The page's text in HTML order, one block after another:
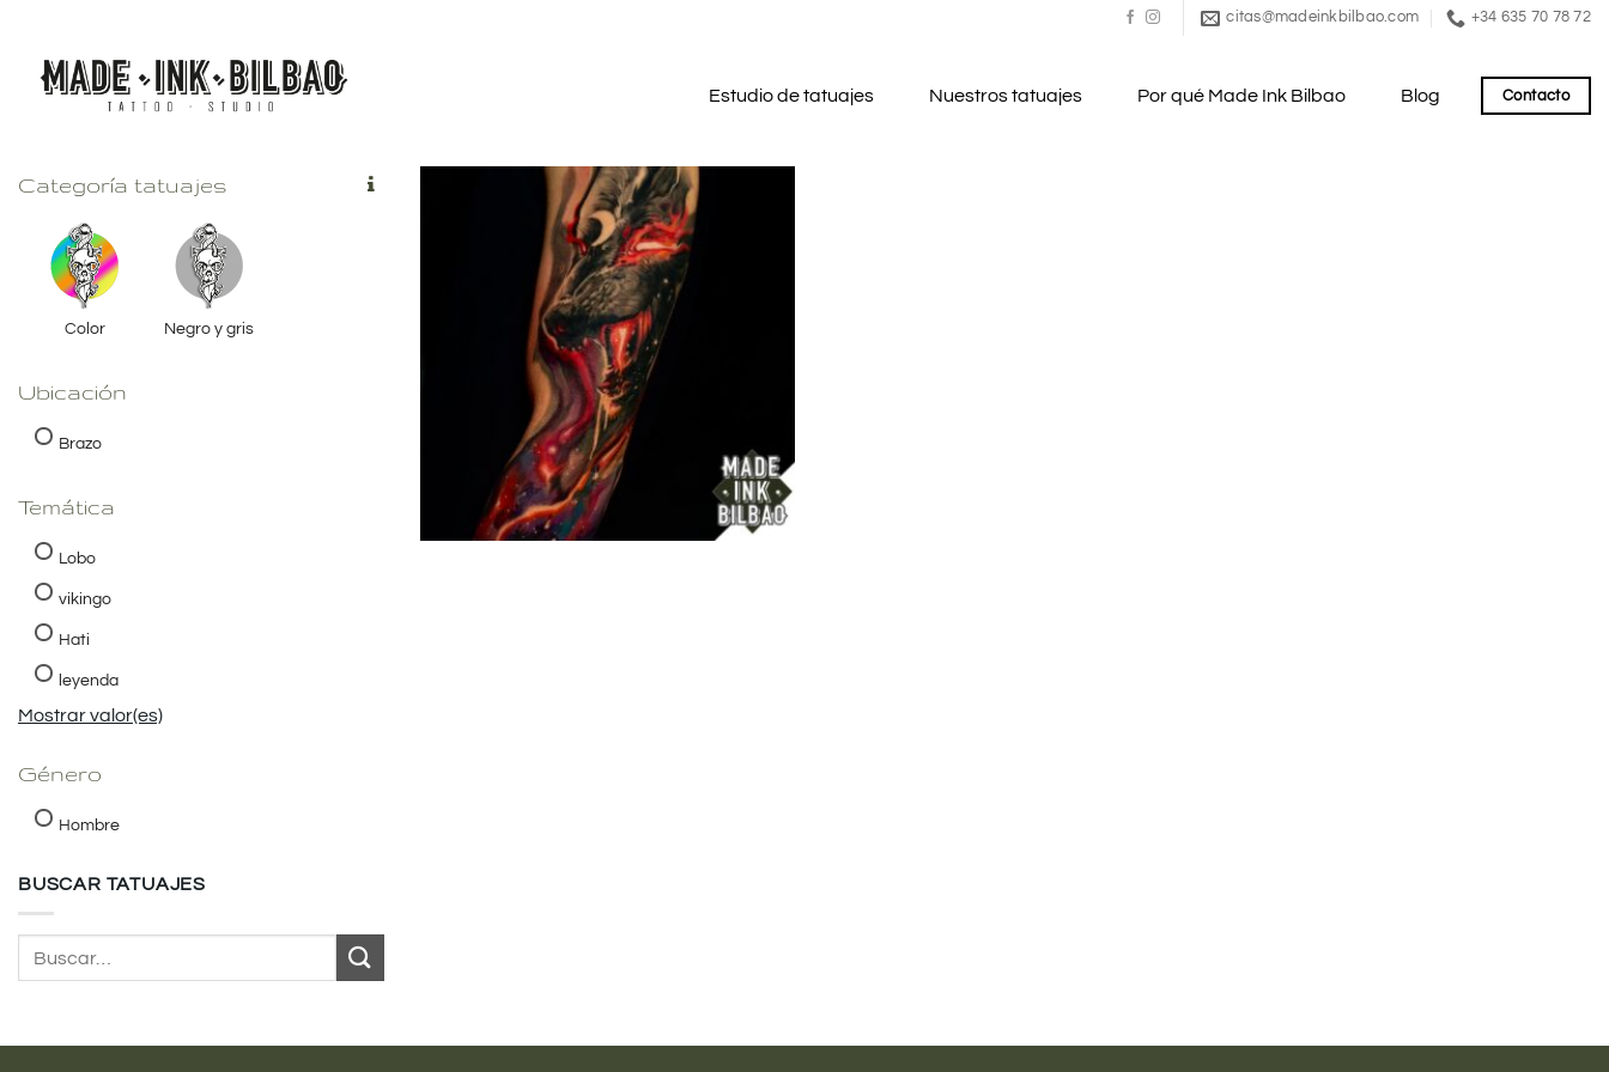
contenido
citas@madeinkbilbao.com +34 635 70 78 72
Estudio de tatuajes Nuestros tatuajes Por qué Made Ink Bilbao Blog Contacto
Categoría tatuajes
Color Negro y gris
Ubicación
Brazo
Temática
Lobo
vikingo
Hati
leyenda
Mostrar valor(es)
Género
Hombre
BUSCAR TATUAJES